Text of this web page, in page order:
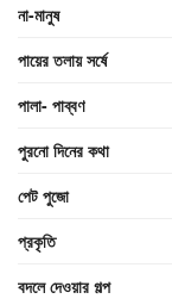
না-মানুষ
পায়ের তলায় সর্ষে
পালা- পাব্বণ
পুরনো দিনের কথা
পেট পুজো
প্রকৃতি
বদলে দেওয়ার গল্প